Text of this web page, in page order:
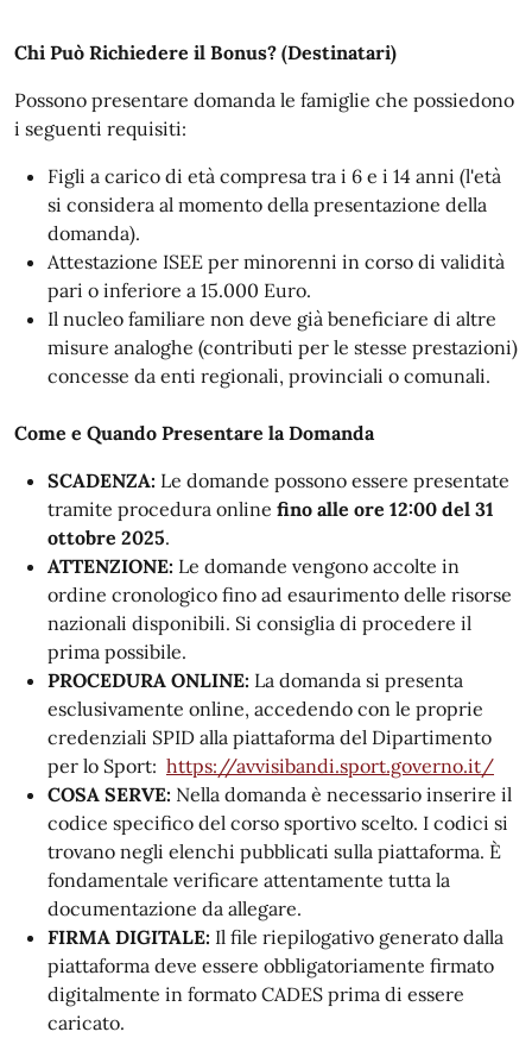
Chi Può Richiedere il Bonus? (Destinatari)
Possono presentare domanda le famiglie che possiedono
i seguenti requisiti:
Figli a carico di età compresa tra i 6 e i 14 anni (l'età
si considera al momento della presentazione della
domanda).
Attestazione ISEE per minorenni in corso di validità
pari o inferiore a 15.000 Euro.
Il nucleo familiare non deve già beneficiare di altre
misure analoghe (contributi per le stesse prestazioni)
concesse da enti regionali, provinciali o comunali.
Come e Quando Presentare la Domanda
SCADENZA: Le domande possono essere presentate
tramite procedura online fino alle ore 12:00 del 31
ottobre 2025.
ATTENZIONE: Le domande vengono accolte in
ordine cronologico fino ad esaurimento delle risorse
nazionali disponibili. Si consiglia di procedere il
prima possibile.
PROCEDURA ONLINE: La domanda si presenta
esclusivamente online, accedendo con le proprie
credenziali SPID alla piattaforma del Dipartimento
per lo Sport: https://avvisibandi.sport.governo.it/
COSA SERVE: Nella domanda è necessario inserire il
codice specifico del corso sportivo scelto. I codici si
trovano negli elenchi pubblicati sulla piattaforma. È
fondamentale verificare attentamente tutta la
documentazione da allegare.
FIRMA DIGITALE: Il file riepilogativo generato dalla
piattaforma deve essere obbligatoriamente firmato
digitalmente in formato CADES prima di essere
caricato.